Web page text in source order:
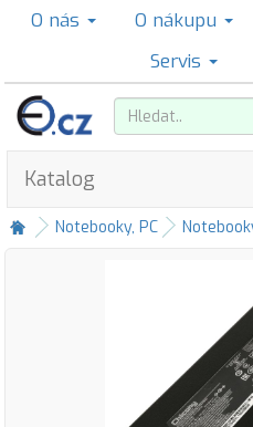
O nás O nákupu
Servis
Katalog
Notebooky, PC